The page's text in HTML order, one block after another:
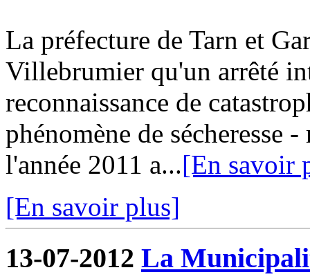
La préfecture de Tarn et
Villebrumier qu'un arrêté
reconnaissance de
phénomène de sécheresse
l'année 2011 a...[En savoir
[En savoir plus]
13-07-2012 La